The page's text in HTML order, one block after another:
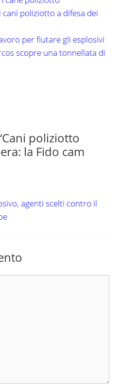
cani poliziotto a difesa dei
per fiutare gli esplosivi
scopre una tonnellata di
poliziotto
la Fido cam
agenti scelti contro il